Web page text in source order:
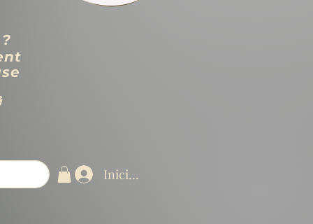
Iniciar sesión